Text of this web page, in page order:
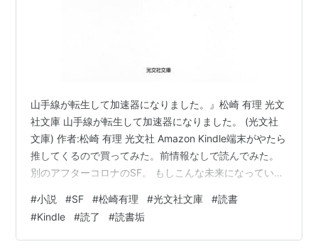
山手線が転生して加速器になりました。』松崎 有理 光文
社文庫 山手線が転生して加速器になりました。 (光文社
文庫) 作者:松崎 有理 光文社 Amazon Kindle端末がやたら
推してくるので買ってみた。前情報なしで読んでみた。
別のアフターコロナのSF。 もしこんな未来になっていた
ているのだなという実感。むしろ思い出したらやってい
られないからみんなが封印しているのかもしれない。自
分は強制在宅になった期間のことを本当のことだったの
#小説 #SF #松崎有理 #光文社文庫 #読書
#Kindle #読了 #読書垢